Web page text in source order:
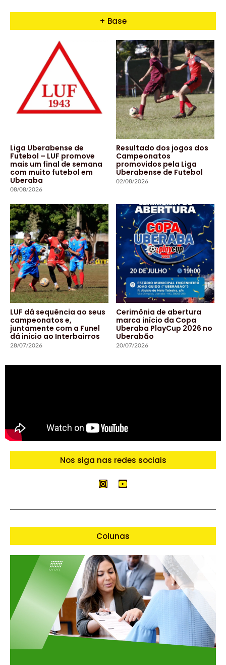
+ Base
Liga Uberabense de
Futebol – LUF promove
mais um final de semana
com muito futebol em
Uberaba
08/08/2026
Resultado dos jogos dos
Campeonatos
promovidos pela Liga
Uberabense de Futebol
02/08/2026
LUF dá sequência ao seus
campeonatos e,
juntamente com a Funel
dá inicio ao Interbairros
28/07/2026
Cerimônia de abertura
marca início da Copa
Uberaba PlayCup 2026 no
Uberabão
20/07/2026
Nos siga nas redes sociais
Colunas